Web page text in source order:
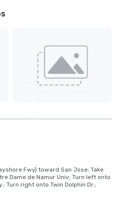
Fwy) toward San Jose; Take
Dame de Namur Univ; Turn left onto
Turn right onto Twin Dolphin Dr.;